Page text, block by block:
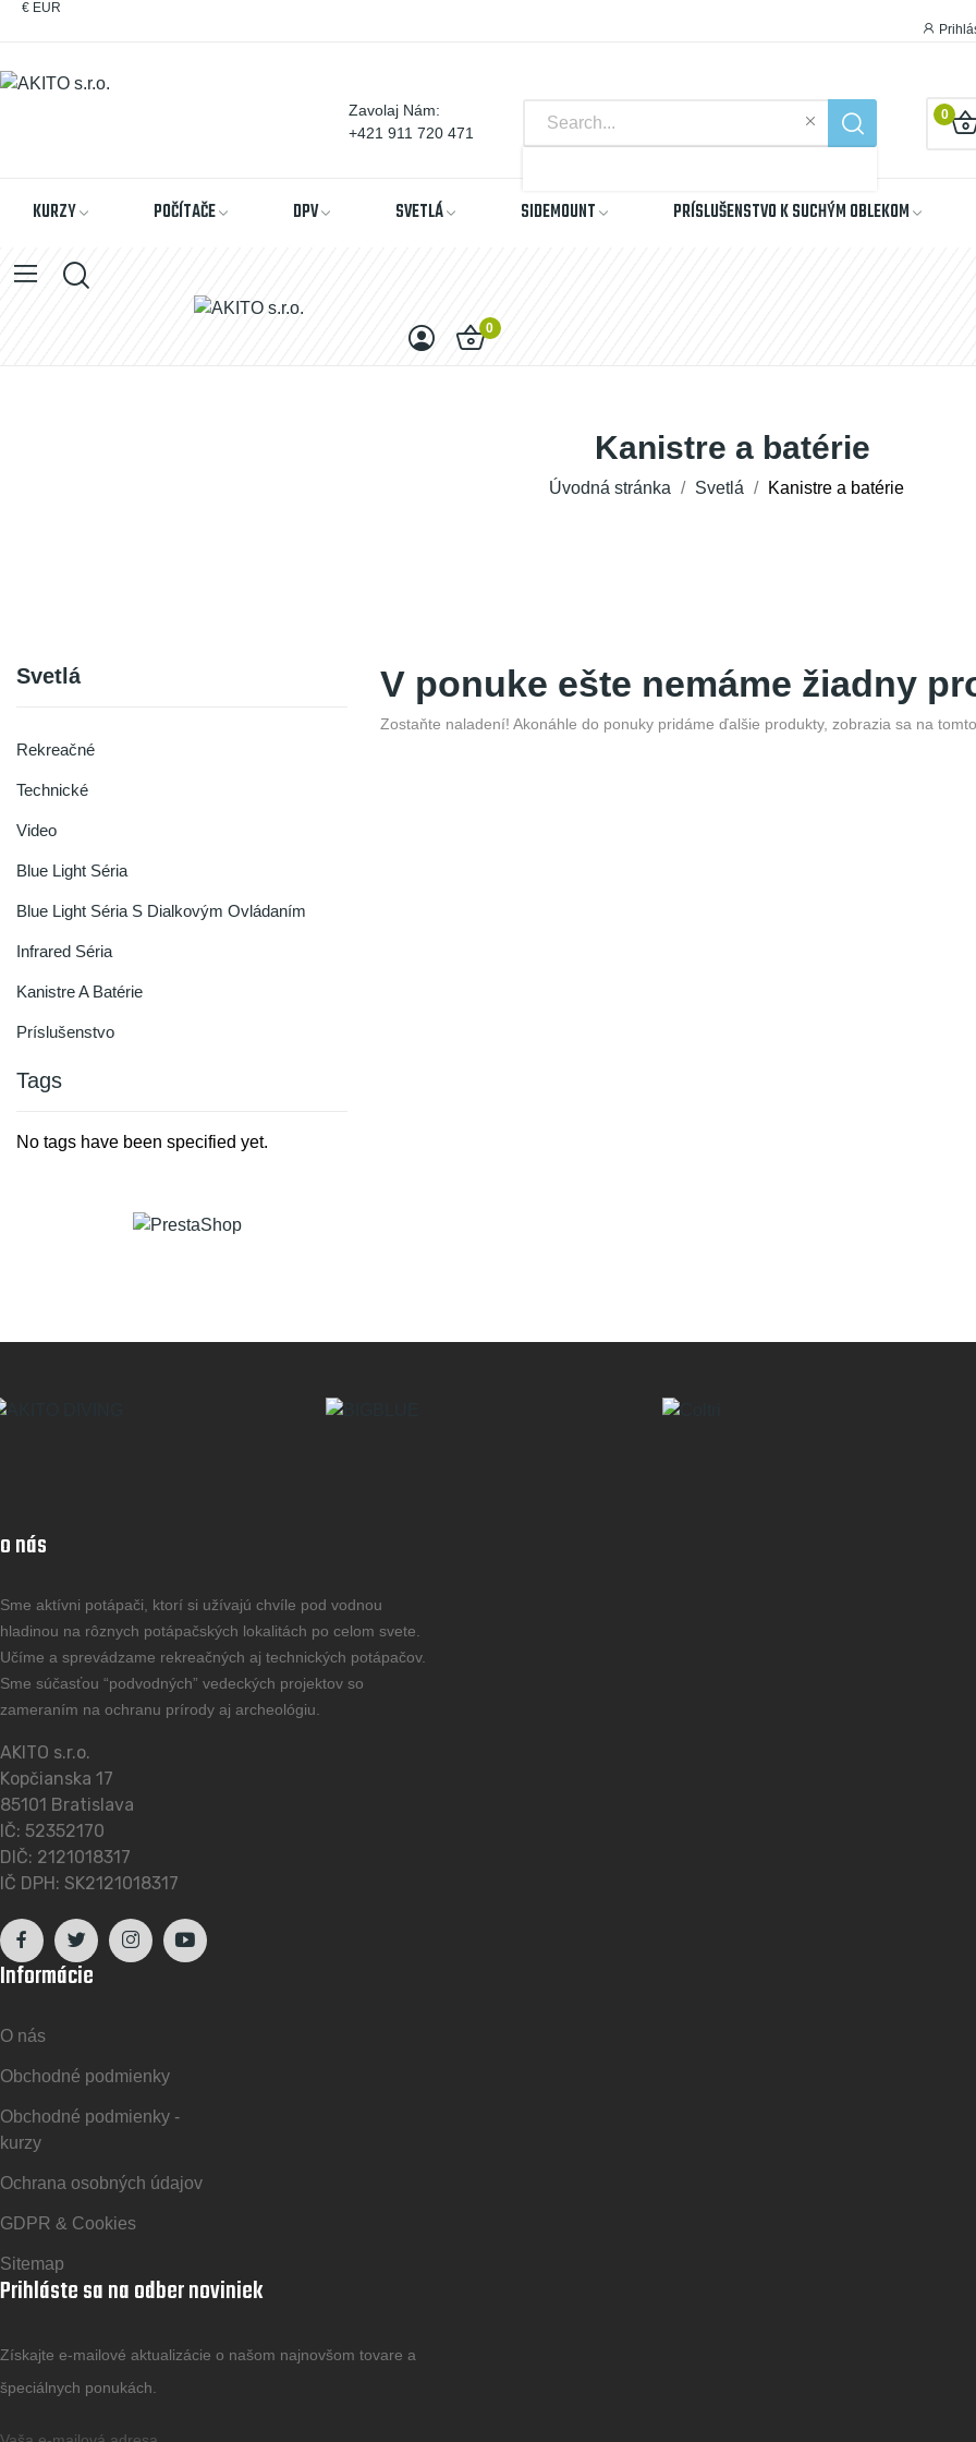
€ EUR
Zavolaj Nám:
+421 911 720 471
0
KURZY POČÍTAČE DPV SVETLÁ SIDEMOUNT PRÍSLUŠENSTVO K SUCHÝM OBLEKOM
0
Kanistre a batérie
Úvodná stránka Svetlá Kanistre a batérie
Svetlá
Rekreačné
Technické
Video
Blue Light Séria
Blue Light Séria S Dialkovým Ovládaním
Infrared Séria
Kanistre A Batérie
Príslušenstvo
Tags
No tags have been specified yet.
V ponuke ešte nemáme žiadny
Zostaňte naladení! Akonáhle do ponuky pridáme ďalšie produkty, zobrazia sa na tomto
o nás
Sme aktívni potápači, ktorí si užívajú chvíle pod vodnou
hladinou na rôznych potápačských lokalitách po celom svete.
Učíme a sprevádzame rekreačných aj technických potápačov.
Sme súčasťou “podvodných” vedeckých projektov so
zameraním na ochranu prírody aj archeológiu.
AKITO s.r.o.
Kopčianska 17
85101 Bratislava
IČ: 52352170
DIČ: 2121018317
IČ DPH: SK2121018317
Informácie
O nás
Obchodné podmienky
Obchodné podmienky -
kurzy
Ochrana osobných údajov
GDPR & Cookies
Sitemap
Prihláste sa na odber noviniek
Získajte e-mailové aktualizácie o našom najnovšom tovare a
špeciálnych ponukách.